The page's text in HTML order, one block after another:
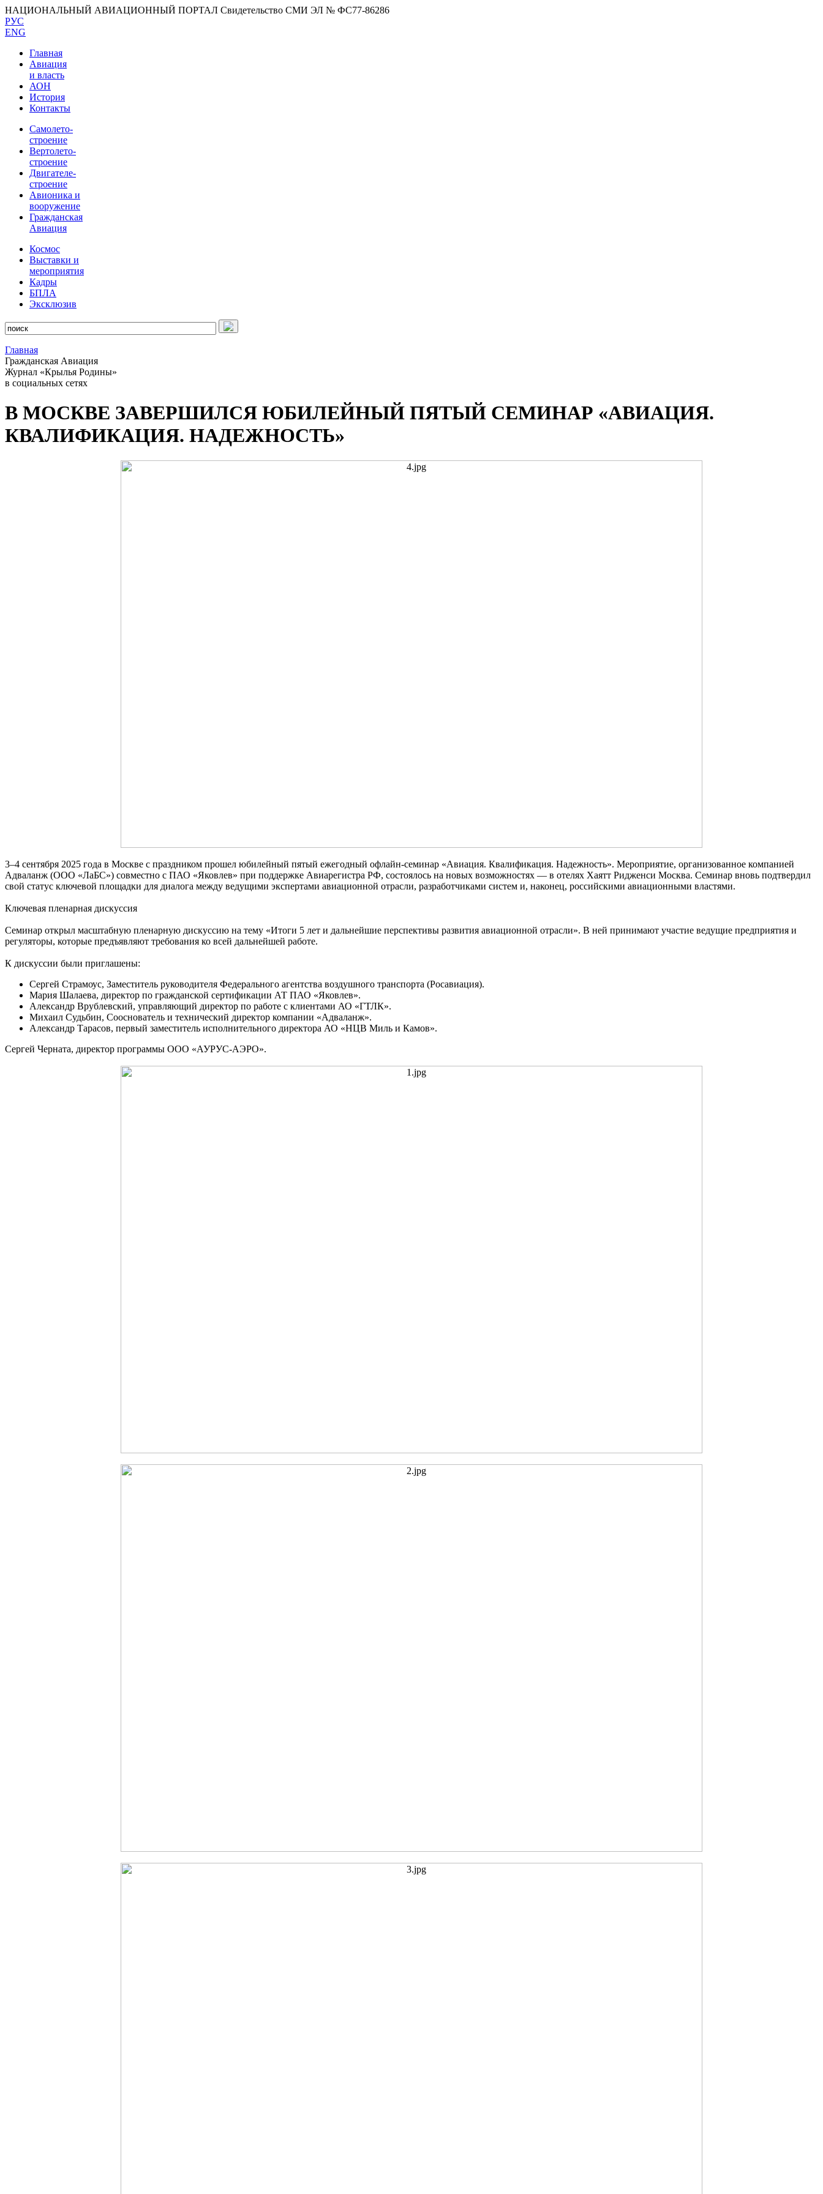
НАЦИОНАЛЬНЫЙ АВИАЦИОННЫЙ ПОРТАЛ Свидетельство СМИ ЭЛ № ФС77-86286
РУС
ENG
Главная
Авиация
и власть
АОН
История
Контакты
Самолето-
строение
Вертолето-
строение
Двигателе-
строение
Авионика и
вооружение
Гражданская
Авиация
Космос
Выставки и
мероприятия
Кадры
БПЛА
Эксклюзив
Главная
Гражданская Авиация
Журнал «Крылья Родины»
в социальных сетях
В МОСКВЕ ЗАВЕРШИЛСЯ ЮБИЛЕЙНЫЙ ПЯТЫЙ СЕМИНАР «АВИАЦИЯ.
КВАЛИФИКАЦИЯ. НАДЕЖНОСТЬ»
3–4 сентября 2025 года в Москве с праздником прошел юбилейный пятый ежегодный офлайн-семинар «Авиация. Квалификация. Надежность». Мероприятие, организованное компанией
Адваланж (ООО «ЛаБС») совместно с ПАО «Яковлев» при поддержке Авиарегистра РФ, состоялось на новых возможностях — в отелях Хаятт Ридженси Москва. Семинар вновь подтвердил
свой статус ключевой площадки для диалога между ведущими экспертами авиационной отрасли, разработчиками систем и, наконец, российскими авиационными властями.
Ключевая пленарная дискуссия
Семинар открыл масштабную пленарную дискуссию на тему «Итоги 5 лет и дальнейшие перспективы развития авиационной отрасли». В ней принимают участие ведущие предприятия и
регуляторы, которые предъявляют требования ко всей дальнейшей работе.
К дискуссии были приглашены:
Сергей Страмоус, Заместитель руководителя Федерального агентства воздушного транспорта (Росавиация).
Мария Шалаева, директор по гражданской сертификации АТ ПАО «Яковлев».
Александр Врублевский, управляющий директор по работе с клиентами АО «ГТЛК».
Михаил Судьбин, Сооснователь и технический директор компании «Адваланж».
Александр Тарасов, первый заместитель исполнительного директора АО «НЦВ Миль и Камов».
Сергей Черната, директор программы ООО «АУРУС-АЭРО».